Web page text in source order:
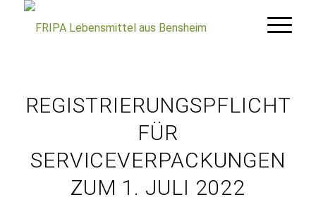
REGISTRIERUNGSPFLICHT
FÜR
SERVICEVERPACKUNGEN
ZUM 1. JULI 2022